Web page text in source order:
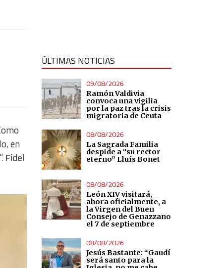
en
Fidel
ÚLTIMAS NOTICIAS
09/08/2026
Ramón Valdivia
convoca una vigilia
por la paz tras la crisis
migratoria de Ceuta
08/08/2026
La Sagrada Familia
despide a “su rector
eterno” Lluís Bonet
08/08/2026
León XIV visitará,
ahora oficialmente, a
la Virgen del Buen
Consejo de Genazzano
el 7 de septiembre
08/08/2026
Jesús Bastante: “Gaudí
será santo para la